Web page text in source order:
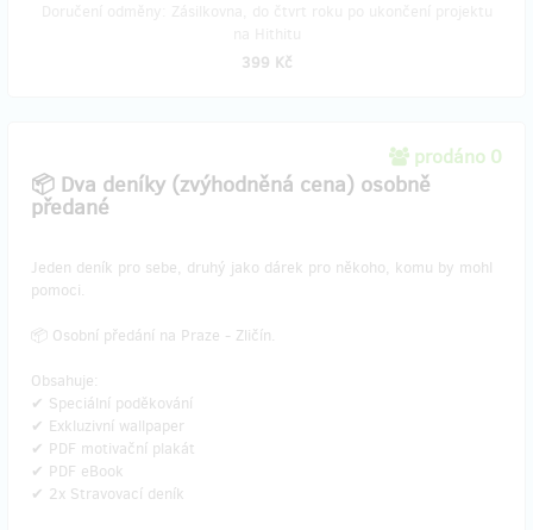
399 Kč
prodáno 0
📦 Dva deníky (zvýhodněná cena) osobně
předané
Jeden deník pro sebe, druhý jako dárek pro někoho, komu by mohl
pomoci.
📦 Osobní předání na Praze - Zličín.
Obsahuje:
✔ Speciální poděkování
✔ Exkluzivní wallpaper
✔ PDF motivační plakát
✔ PDF eBook
✔ 2x Stravovací deník